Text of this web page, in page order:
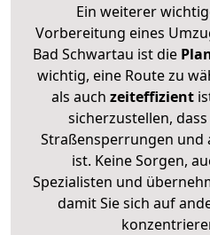
Ein weiterer
Vorbereitung eines
Bad Schwartau ist die
wichtig, eine Route zu
als auch zeiteffizient
sicherzustellen,
Straßensperrungen und
ist. Keine Sorgen,
Spezialisten und
damit Sie sich auf